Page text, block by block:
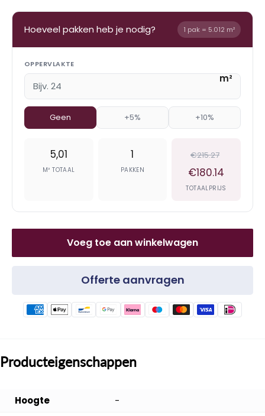
Hoeveel pakken heb je nodig? 1 pak = 5.012 m²
OPPERVLAKTE
m²
Geen +5% +10%
5,01
M² TOTAAL
1
PAKKEN
€215.27
€180.14
TOTAALPRIJS
Voeg toe aan winkelwagen
Offerte aanvragen
Producteigenschappen
Hoogte
-